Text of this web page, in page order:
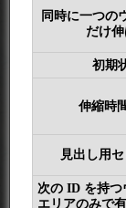
同時に一つの
だけ
初期
伸縮時
見出し用
次の ID を持つ
エリアのみで